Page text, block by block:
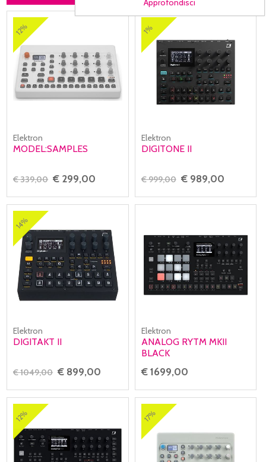
12%
Elektron
MODEL:SAMPLES
€ 339,00 € 299,00
1%
Elektron
DIGITONE II
€ 999,00 € 989,00
14%
Elektron
DIGITAKT II
€ 1049,00 € 899,00
Elektron
ANALOG RYTM MKII
BLACK
€ 1699,00
12% 17%
Approfondisci